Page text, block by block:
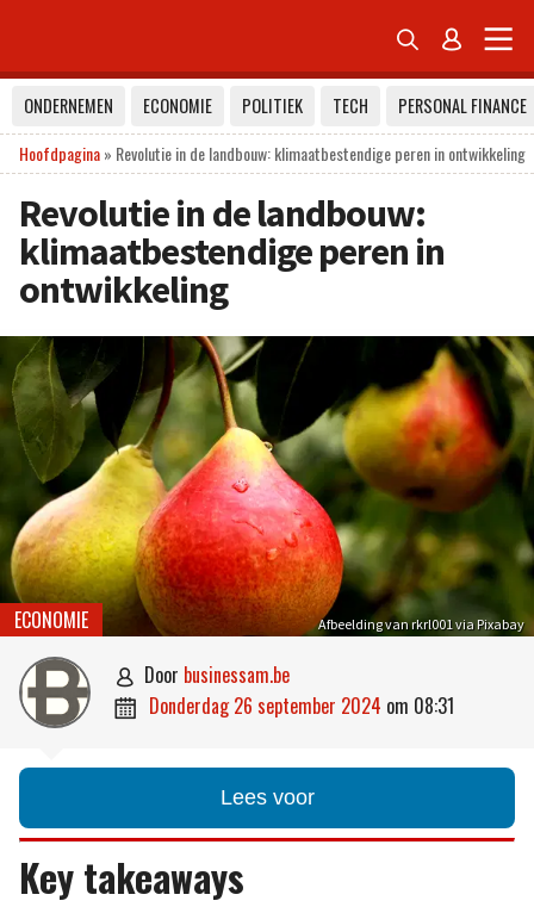
 
ONDERNEMEN ECONOMIE POLITIEK TECH
PERSONAL FINANCE
Hoofdpagina» Revolutie in de landbouw: klimaatbestendige peren in ontwikkeling
Revolutie in de landbouw:
klimaatbestendige peren in
ontwikkeling
Afbeelding van rkrl001 via Pixabay
ECONOMIE
 door businessam.be
 donderdag 26 september 2024 om 08:31
Lees voor
Key takeaways